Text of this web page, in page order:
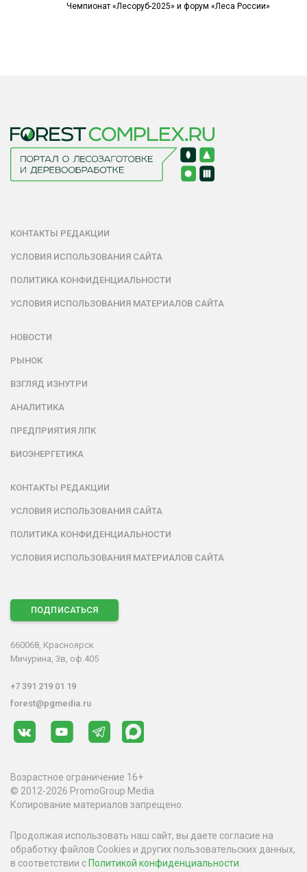
Чемпионат «Лесоруб-2025» и форум «Леса России»
КОНТАКТЫ РЕДАКЦИИ
УСЛОВИЯ ИСПОЛЬЗОВАНИЯ САЙТА
ПОЛИТИКА КОНФИДЕНЦИАЛЬНОСТИ
УСЛОВИЯ ИСПОЛЬЗОВАНИЯ МАТЕРИАЛОВ САЙТА
НОВОСТИ
РЫНОК
ВЗГЛЯД ИЗНУТРИ
АНАЛИТИКА
ПРЕДПРИЯТИЯ ЛПК
БИОЭНЕРГЕТИКА
КОНТАКТЫ РЕДАКЦИИ
УСЛОВИЯ ИСПОЛЬЗОВАНИЯ САЙТА
ПОЛИТИКА КОНФИДЕНЦИАЛЬНОСТИ
УСЛОВИЯ ИСПОЛЬЗОВАНИЯ МАТЕРИАЛОВ САЙТА
ПОДПИСАТЬСЯ
660068, Красноярск
Мичурина, 3в, оф.405
+7 391 219 01 19
forest@pgmedia.ru
Возрастное ограничение 16+
© 2012-2026 PromoGroup Media
Копирование материалов запрещено.
Продолжая использовать наш сайт, вы даете согласие на
обработку файлов Cookies и других пользовательских данных,
в соответствии с Политикой конфиденциальности